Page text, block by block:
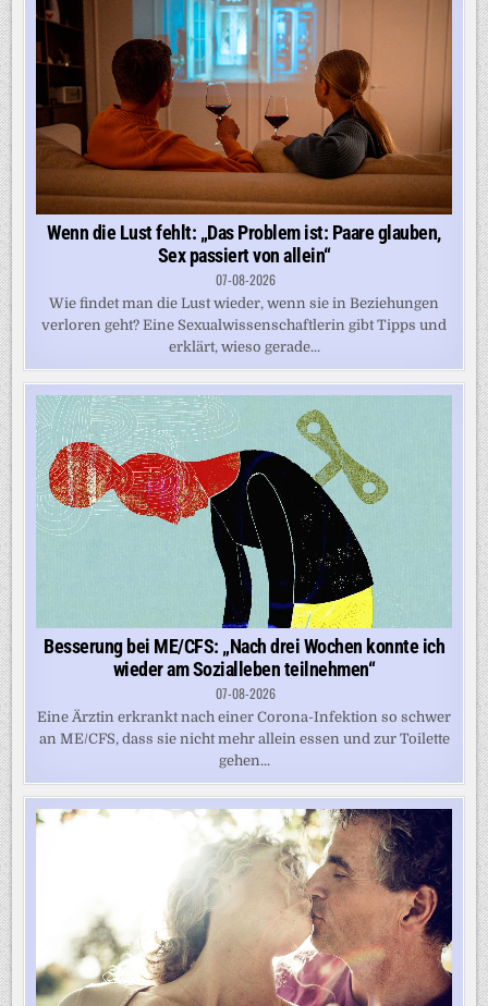
Wenn die Lust fehlt: „Das Problem ist: Paare glauben,
Sex passiert von allein“
07-08-2026
Wie findet man die Lust wieder, wenn sie in Beziehungen
verloren geht? Eine Sexualwissenschaftlerin gibt Tipps und
erklärt, wieso gerade...
Besserung bei ME/CFS: „Nach drei Wochen konnte ich
wieder am Sozialleben teilnehmen“
07-08-2026
Eine Ärztin erkrankt nach einer Corona-Infektion so schwer
an ME/CFS, dass sie nicht mehr allein essen und zur Toilette
gehen...